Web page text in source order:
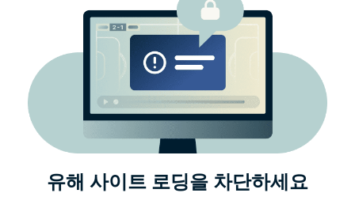
유해 사이트 로딩을 차단하세요